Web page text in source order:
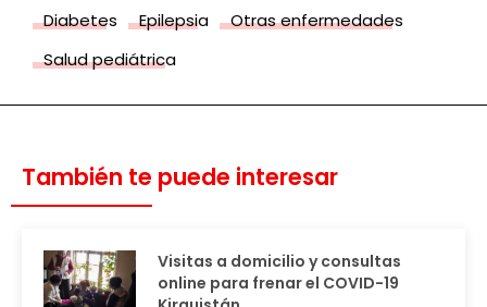
Diabetes Epilepsia
Otras enfermedades
Salud pediátrica
También te puede interesar
Visitas a domicilio y consultas
online para frenar el COVID-19